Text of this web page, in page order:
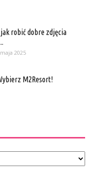
robić dobre zdjęcia
2025
M2Resort!